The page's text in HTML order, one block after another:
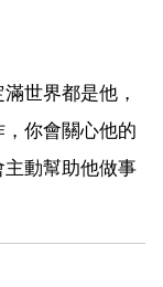
世界都是他，
你會關心他的
動幫助他做事